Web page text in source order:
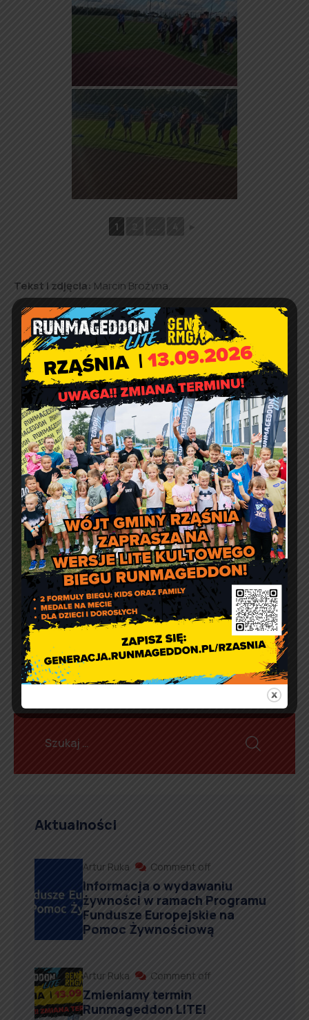
1 2 ... 4 ►
Tekst i zdjęcia: Marcin Brożyna.
Informacja dot. autobusów
szkolnych
Przyjęcia specjalistów w
GOZ w Rząśni. Październik
2024
Aktualności
Artur Ruka Comment off
Informacja o wydawaniu
żywności w ramach Programu
Fundusze Europejskie na
Pomoc Żywnościową
Artur Ruka Comment off
Zmieniamy termin
Runmageddon LITE!